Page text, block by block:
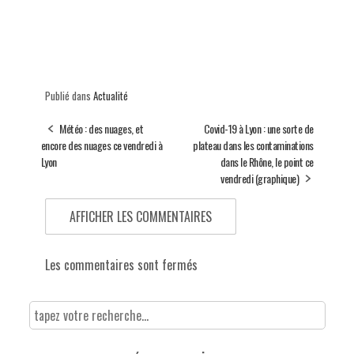
Publié dans Actualité
Météo : des nuages, et
encore des nuages ce vendredi à
Lyon
Covid-19 à Lyon : une sorte de
plateau dans les contaminations
dans le Rhône, le point ce
vendredi (graphique)
AFFICHER LES COMMENTAIRES
Les commentaires sont fermés